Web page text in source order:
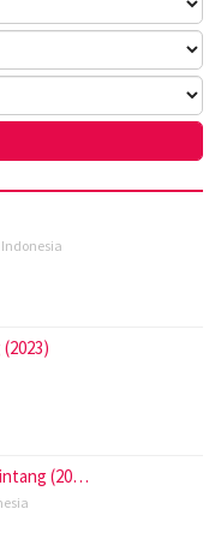
Indonesia
(20…